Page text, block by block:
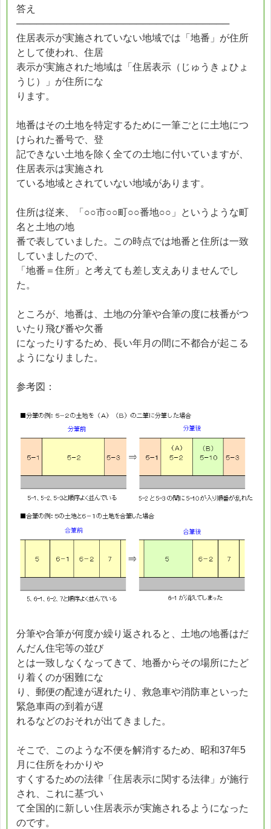
答え
────────────────────────────────
住居表示が実施されていない地域では「地番」が住所
として使われ、住居
表示が実施された地域は「住居表示（じゅうきょひょ
うじ）」が住所にな
ります。
地番はその土地を特定するために一筆ごとに土地につ
けられた番号で、登
記できない土地を除く全ての土地に付いていますが、
住居表示は実施され
ている地域とされていない地域があります。
住所は従来、「○○市○○町○○番地○○」というような町
名と土地の地
番で表していました。この時点では地番と住所は一致
していましたので、
「地番＝住所」と考えても差し支えありませんでし
た。
ところが、地番は、土地の分筆や合筆の度に枝番がつ
いたり飛び番や欠番
になったりするため、長い年月の間に不都合が起こる
ようになりました。
参考図：
分筆や合筆が何度か繰り返されると、土地の地番はだ
んだん住宅等の並び
とは一致しなくなってきて、地番からその場所にたど
り着くのが困難にな
り、郵便の配達が遅れたり、救急車や消防車といった
緊急車両の到着が遅
れるなどのおそれが出てきました。
そこで、このような不便を解消するため、昭和37年5
月に住所をわかりや
すくするための法律「住居表示に関する法律」が施行
され、これに基づい
て全国的に新しい住居表示が実施されるようになった
のです。